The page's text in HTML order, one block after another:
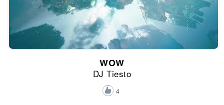
WOW
DJ Tiesto
4